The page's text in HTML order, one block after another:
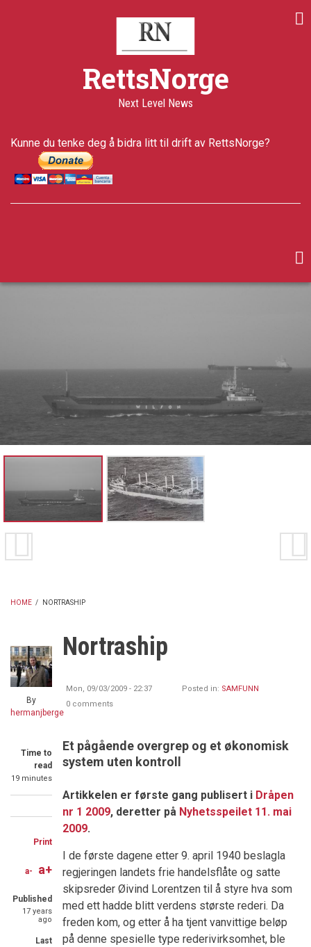
RettsNorge
Next Level News
Kunne du tenke deg å bidra litt til drift av RettsNorge?
HOME / NORTRASHIP
By
hermanjberge
Time to
read
19 minutes
Share
on
Facebook
Share
on
Twitter
Share
through
email
Print
a- a+
Published
17 years
ago
Last
Nortraship
Mon, 09/03/2009 - 22:37 Posted in: SAMFUNN
0 comments
Et pågående overgrep og et økonomisk
system uten kontroll
Artikkelen er første gang publisert i Dråpen
nr 1 2009, deretter på Nyhetsspeilet 11. mai
2009.
I de første dagene etter 9. april 1940 beslagla
regjeringen landets frie handelsflåte og satte
skipsreder Øivind Lorentzen til å styre hva som
med ett hadde blitt verdens største rederi. Da
freden kom, og etter å ha tjent vanvittige beløp
på denne spesielle type rederivirksomhet, ble